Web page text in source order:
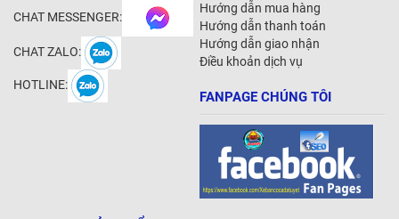
CHAT MESSENGER:
CHAT ZALO:
HOTLINE:
Hướng dẫn mua hàng
Hướng dẫn thanh toán
Hướng dẫn giao nhận
Điều khoản dịch vụ
FANPAGE CHÚNG TÔI